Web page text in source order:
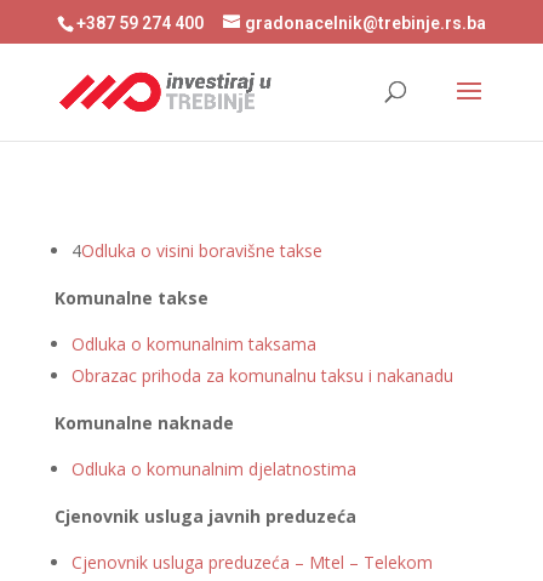
+387 59 274 400 gradonacelnik@trebinje.rs.ba
4Odluka o visini boravišne takse
Komunalne takse
Odluka o komunalnim taksama
Obrazac prihoda za komunalnu taksu i nakanadu
Komunalne naknade
Odluka o komunalnim djelatnostima
Cjenovnik usluga javnih preduzeća
Cjenovnik usluga preduzeća – Mtel – Telekom